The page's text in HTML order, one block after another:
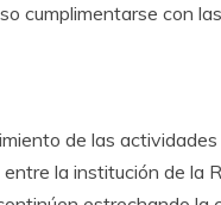
cumplimentarse con
de las
la institución de la